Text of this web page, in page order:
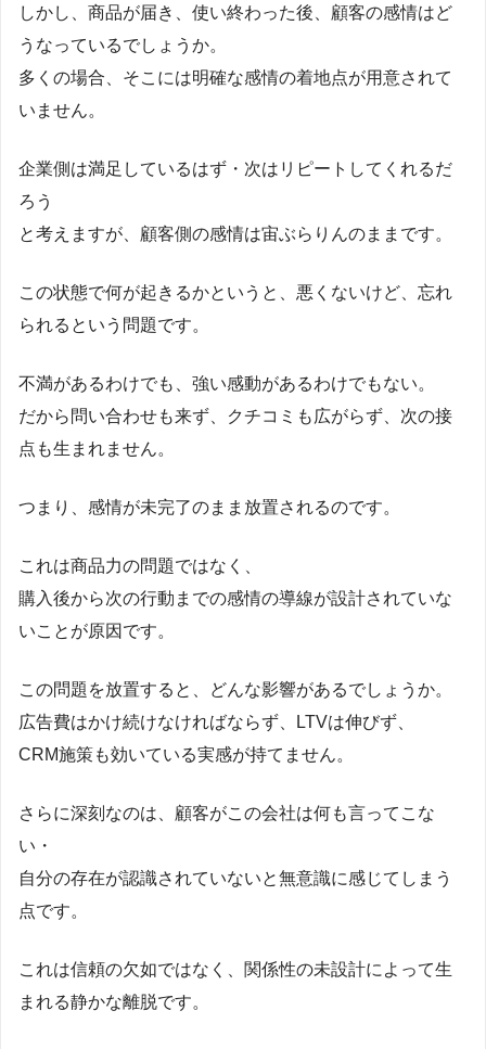
しかし、商品が届き、使い終わった後、顧客の感情はど
うなっているでしょうか。
多くの場合、そこには明確な感情の着地点が用意されて
いません。
企業側は満足しているはず・次はリピートしてくれるだ
ろう
と考えますが、顧客側の感情は宙ぶらりんのままです。
この状態で何が起きるかというと、悪くないけど、忘れ
られるという問題です。
不満があるわけでも、強い感動があるわけでもない。
だから問い合わせも来ず、クチコミも広がらず、次の接
点も生まれません。
つまり、感情が未完了のまま放置されるのです。
これは商品力の問題ではなく、
購入後から次の行動までの感情の導線が設計されていな
いことが原因です。
この問題を放置すると、どんな影響があるでしょうか。
広告費はかけ続けなければならず、LTVは伸びず、
CRM施策も効いている実感が持てません。
さらに深刻なのは、顧客がこの会社は何も言ってこな
い・
自分の存在が認識されていないと無意識に感じてしまう
点です。
これは信頼の欠如ではなく、関係性の未設計によって生
まれる静かな離脱です。